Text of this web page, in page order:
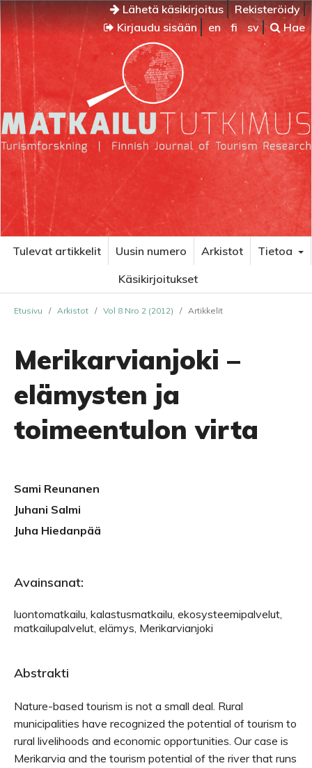
Lähetä käsikirjoitus
Rekisteröidy
Kirjaudu sisään
en fi sv Hae
Tulevat artikkelit Uusin numero Arkistot
Tietoa
Käsikirjoitukset
Etusivu / Arkistot / Vol 8 Nro 2 (2012) / Artikkelit
Merikarvianjoki –
elämysten ja
toimeentulon virta
Sami Reunanen
Juhani Salmi
Juha Hiedanpää
Avainsanat:
luontomatkailu, kalastusmatkailu, ekosysteemipalvelut,
matkailupalvelut, elämys, Merikarvianjoki
Abstrakti
Nature-based tourism is not a small deal. Rural
municipalities have recognized the potential of tourism to
rural livelihoods and economic opportunities. Our case is
Merikarvia and the tourism potential of the river that runs